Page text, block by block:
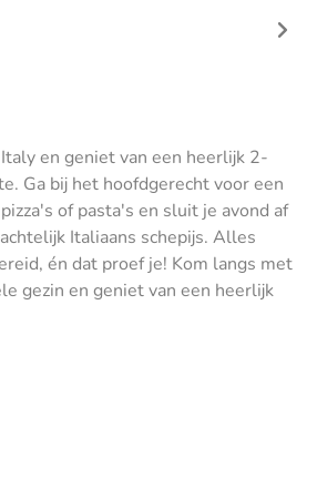
en geniet van een heerlijk 2-
Ga bij het hoofdgerecht voor een
of pasta's en sluit je avond af
Italiaans schepijs. Alles
én dat proef je! Kom langs met
gezin en geniet van een heerlijk